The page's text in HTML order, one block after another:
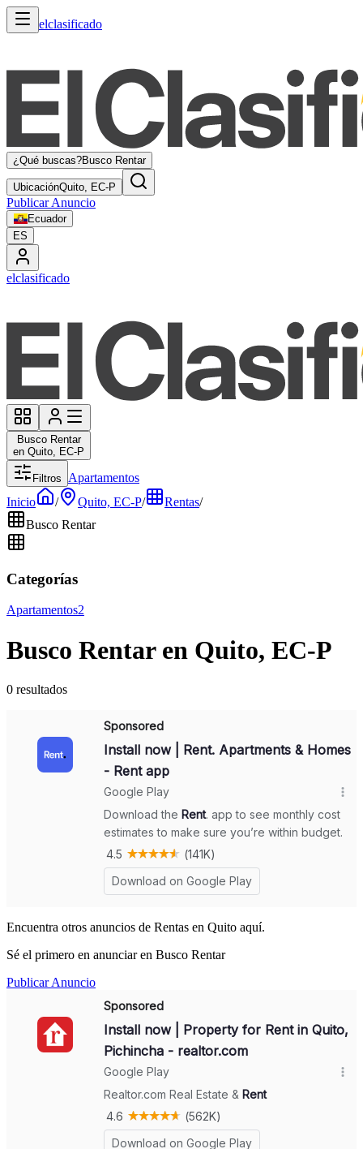
elclasificado
¿Qué buscas?Busco Rentar
UbicaciónQuito, EC-P
Publicar Anuncio
Ecuador
ES
elclasificado
Busco Rentar
en Quito, EC-P
Filtros
Apartamentos
Inicio
/ Quito, EC-P/ Rentas/
Busco Rentar
Categorías
Apartamentos2
Busco Rentar en Quito, EC-P
0 resultados
Encuentra otros anuncios de Rentas en Quito aquí.
Sé el primero en anunciar en Busco Rentar
Publicar Anuncio